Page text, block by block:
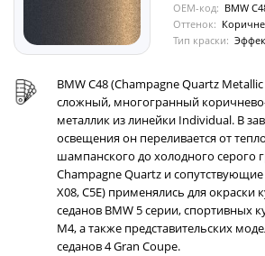
OEM-код: BMW
Оттенок:
Тип краски:
BMW C48 (Champagne Quartz
сложный, многогранный
металлик из линейки Individual. В
освещения он переливается от
шампанского до холодного серого
Champagne Quartz и сопутствующие
X08, C5E) применялись для окраски
седанов BMW 5 серии, спортивных
M4, а также представительских
седанов 4 Gran Coupe.